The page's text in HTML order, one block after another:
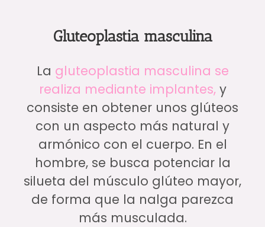
Gluteoplastia masculina
La gluteoplastia masculina se
realiza mediante implantes,y
consiste en obtener unos glúteos
con un aspecto más natural y
armónico con el cuerpo. En el
hombre, se busca potenciar la
silueta del músculo glúteo mayor,
de forma que la nalga parezca
más musculada.